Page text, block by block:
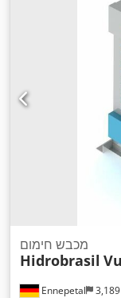
Ennepetal
מכבש חימום
Hidrobrasil